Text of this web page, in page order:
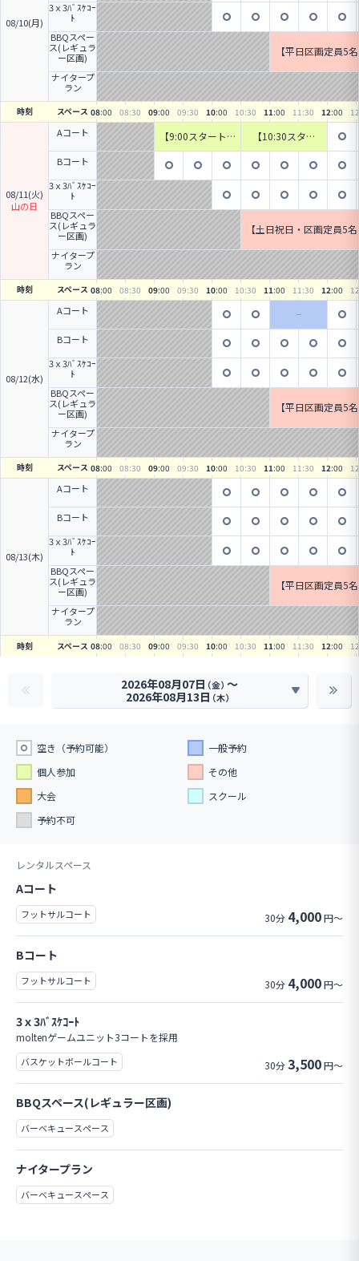
08/10(月)
3ｘ3ﾊﾞｽｹｺｰ
ﾄ
BBQスペー
ス(レギュラ
ー区画)
【平日区画定員5
ナイタープ
ラン
時刻 スペース 08:00 08:30 09:00 09:30 10:00 10:30 11:00 11 :30 12:00 12
08/11(火)
山の日
Aコート
【9:00スタート・
ーム参加OK！】
祝日朝の個人フッ
トサル【90分・1
【10:30スター
0・チーム参加O
K！】祝日午前の
個人フットサル
【90分・15名】
Bコート
3ｘ3ﾊﾞｽｹｺｰ
ﾄ
BBQスペー
ス(レギュラ
ー区画)
【土日祝日・区画定員5
ナイタープ
ラン
時刻 スペース 08:00 08:30 09:00 09:30 10:00 10:30 11:00 11 :30 12:00 12
08/12(水)
Aコート
Bコート
3ｘ3ﾊﾞｽｹｺｰ
ﾄ
BBQスペー
ス(レギュラ
ー区画)
【平日区画定員5
ナイタープ
ラン
時刻 スペース 08:00 08:30 09:00 09:30 10:00 10:30 11:00 11 :30 12:00 12
08/13(木)
Aコート
Bコート
3ｘ3ﾊﾞｽｹｺｰ
ﾄ
BBQスペー
ス(レギュラ
ー区画)
【平日区画定員5
ナイタープ
ラン
時刻 スペース 08:00 08:30 09:00 09:30 10:00 10:30 11:00 11:30 12:00 12
2026年08月07日 （金）〜
2026年08月13日（木）
空き（予約可能）
一般予約
個人参加
その他
大会
スクール
予約不可
レンタルスペース
Aコート
フットサルコート 30分 4,000円～
Bコート
フットサルコート 30分 4,000円～
3ｘ3ﾊﾞｽｹｺｰﾄ
moltenゲームユニット3コートを採用
バスケットボールコート 30分3,500円～
BBQスペース(レギュラー区画)
バーベキュースペース
ナイタープラン
バーベキュースペース